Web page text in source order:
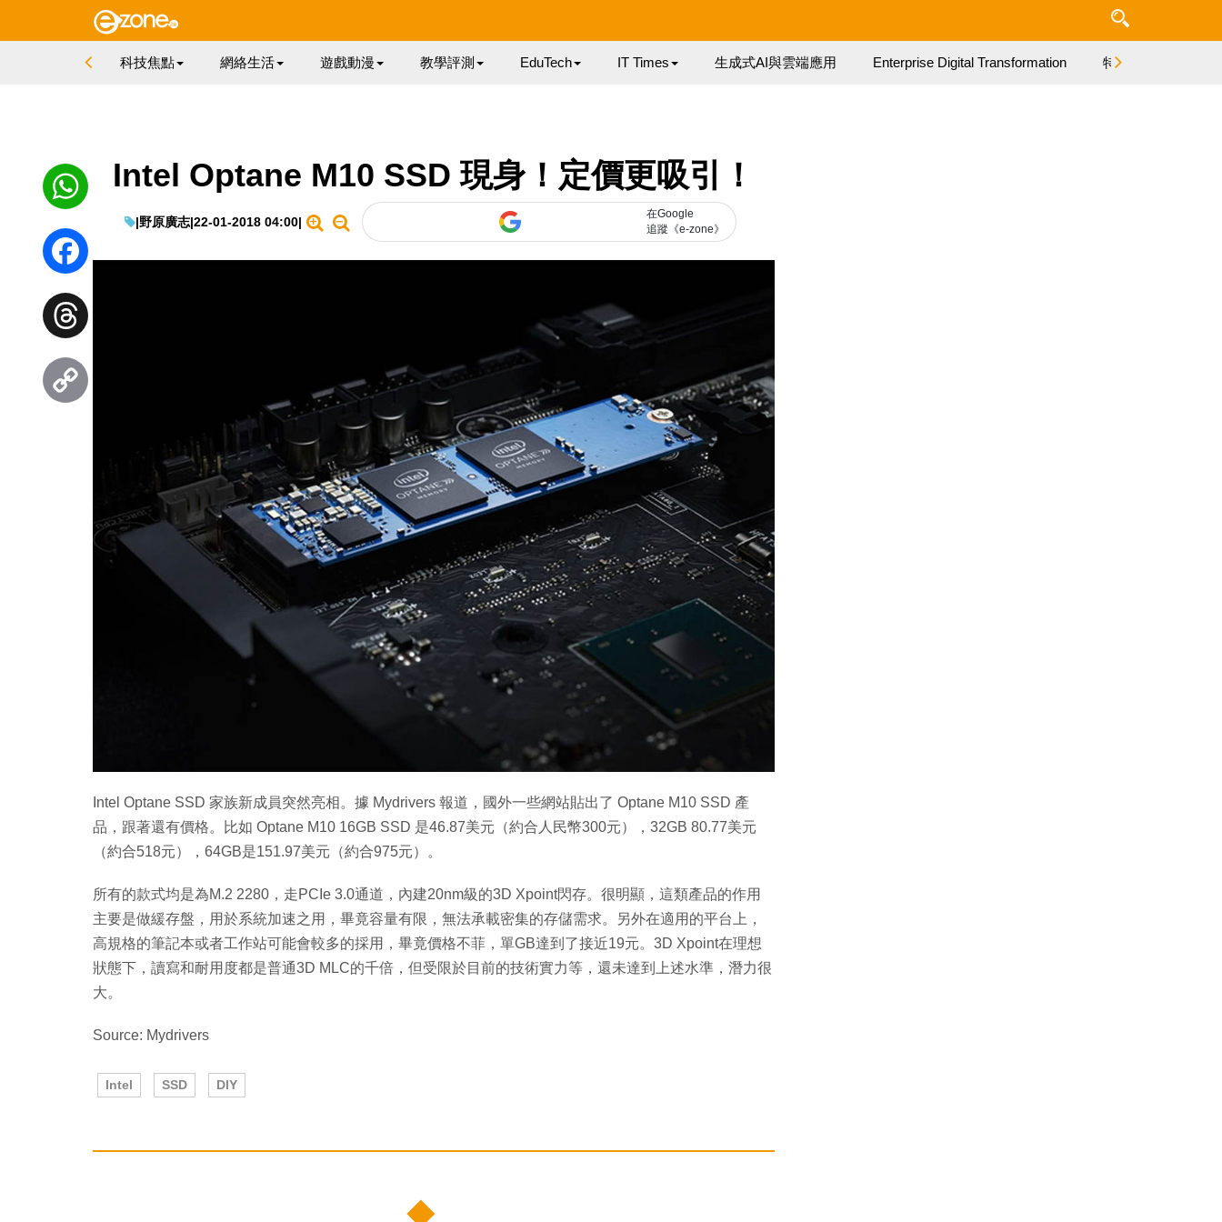
科技焦點 網絡生活 遊戲動漫 教學評測 EduTech IT Times 生成式AI與雲端應用 Enterprise Digital Transformation 特集
Intel Optane M10 SSD 現身！定價更吸引！
|野原廣志|22-01-2018 04:00|
在Google
追蹤《e-zone》
Intel Optane SSD 家族新成員突然亮相。據 Mydrivers 報道，國外一些網站貼出了 Optane M10 SSD 產
品，跟著還有價格。比如 Optane M10 16GB SSD 是46.87美元（約合人民幣300元），32GB 80.77美元
（約合518元），64GB是151.97美元（約合975元）。
所有的款式均是為M.2 2280，走PCIe 3.0通道，內建20nm級的3D Xpoint閃存。很明顯，這類產品的作用
主要是做緩存盤，用於系統加速之用，畢竟容量有限，無法承載密集的存儲需求。另外在適用的平台上，
高規格的筆記本或者工作站可能會較多的採用，畢竟價格不菲，單GB達到了接近19元。3D Xpoint在理想
狀態下，讀寫和耐用度都是普通3D MLC的千倍，但受限於目前的技術實力等，還未達到上述水準，潛力很
大。
Source: Mydrivers
Intel SSD DIY
WhatsApp
Facebook
Threads